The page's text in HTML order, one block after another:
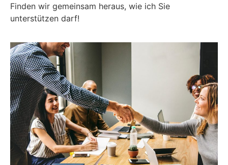
Finden wir gemeinsam heraus, wie ich Sie
unterstützen darf!